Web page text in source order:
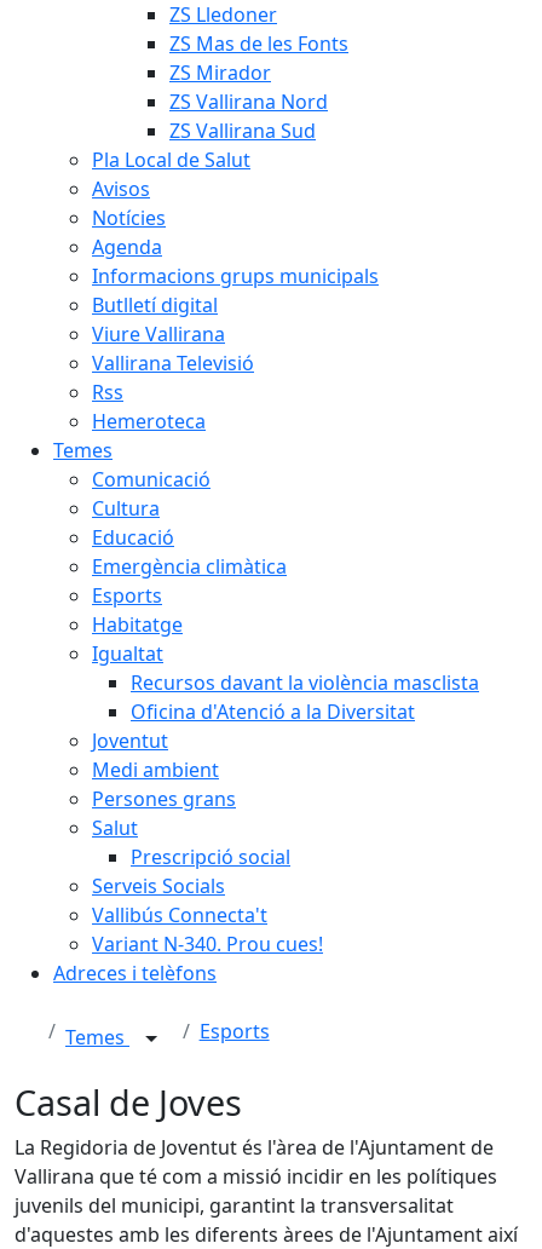
ZS Lledoner
ZS Mas de les Fonts
ZS Mirador
ZS Vallirana Nord
ZS Vallirana Sud
Pla Local de Salut
Avisos
Notícies
Agenda
Informacions grups municipals
Butlletí digital
Viure Vallirana
Vallirana Televisió
Rss
Hemeroteca
Temes
Comunicació
Cultura
Educació
Emergència climàtica
Esports
Habitatge
Igualtat
Recursos davant la violència masclista
Oficina d'Atenció a la Diversitat
Joventut
Medi ambient
Persones grans
Salut
Prescripció social
Serveis Socials
Vallibús Connecta't
Variant N-340. Prou cues!
Adreces i telèfons
Temes Esports
Casal de Joves
La Regidoria de Joventut és l'àrea de l'Ajuntament de
Vallirana que té com a missió incidir en les polítiques
juvenils del municipi, garantint la transversalitat
d'aquestes amb les diferents àrees de l'Ajuntament així